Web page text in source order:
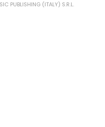
PUBLISHING (ITALY) S.R.L.